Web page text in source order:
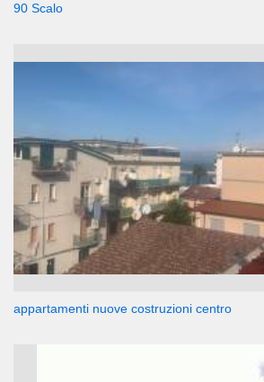
90 Scalo
appartamenti nuove costruzioni centro